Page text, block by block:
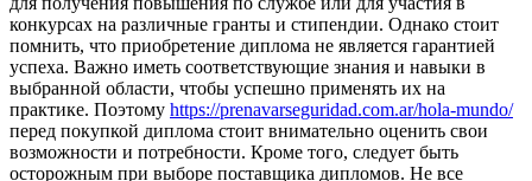
конкурсах на различные гранты и стипендии. Однако стоит
помнить, что приобретение диплома не является гарантией
успеха. Важно иметь соответствующие знания и навыки в
выбранной области, чтобы успешно применять их на
практике. Поэтому https://prenavarseguridad.com.ar/hola-mundo/
перед покупкой диплома стоит внимательно оценить свои
возможности и потребности. Кроме того, следует быть
осторожным при выборе поставщика дипломов. Не все